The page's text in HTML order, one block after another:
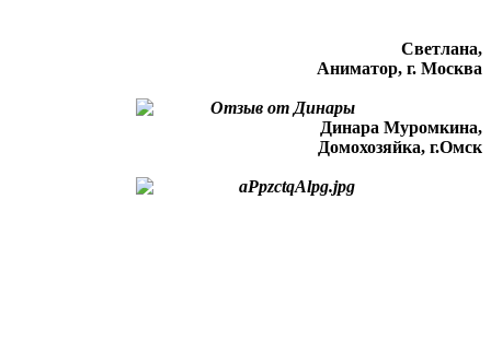
Светлана,
Аниматор, г. Москва
Динара Муромкина,
Домохозяйка, г.Омск